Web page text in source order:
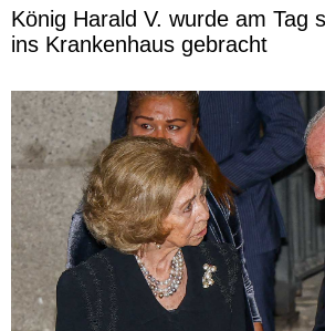
König Harald V. wurde am Tag
ins Krankenhaus gebracht